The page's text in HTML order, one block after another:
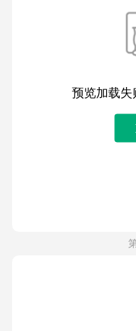
预览加载失